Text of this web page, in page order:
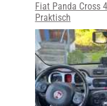
Fiat Panda Cross
Praktisch